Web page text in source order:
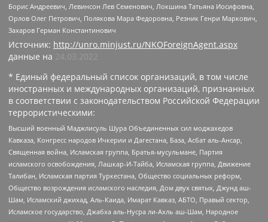
Борис Андреевич, Левинсон Лев Семенович, Локшина Татьяна Иосифовна,
Орлов Олег Петрович, Полякова Мара Федоровна, Резник Генри Маркович,
Захаров Герман Константинович
Источник: http://unro.minjust.ru/NKOForeignAgent.aspx
данные на 24.03.2022
* Единый федеральный список организаций, в том числе
иностранных и международных организаций, признанных
в соответствии с законодательством Российской Федерации
террористическими:
Высший военный Маджлисуль Шура Объединенных сил моджахедов
Кавказа, Конгресс народов Ичкерии и Дагестана, База, Асбат аль-Ансар,
Священная война, Исламская группа, Братья-мусульмане, Партия
исламского освобождения, Лашкар-И-Тайба, Исламская группа, Движение
Талибан, Исламская партия Туркестана, Общество социальных реформ,
Общество возрождения исламского наследия, Дом двух святых, Джунд аш-
Шам, Исламский джихад, Аль-Каида, Имарат Кавказ, АБТО, Правый сектор,
Исламское государство, Джабха аль-Нусра ли-Ахль аш-Шам, Народное